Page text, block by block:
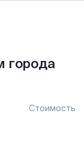
города
Стоимость